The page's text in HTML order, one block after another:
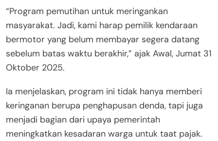
“Program pemutihan untuk meringankan
masyarakat. Jadi, kami harap pemilik kendaraan
bermotor yang belum membayar segera datang
sebelum batas waktu berakhir,” ajak Awal, Jumat 31
Oktober 2025.
Ia menjelaskan, program ini tidak hanya memberi
keringanan berupa penghapusan denda, tapi juga
menjadi bagian dari upaya pemerintah
meningkatkan kesadaran warga untuk taat pajak.